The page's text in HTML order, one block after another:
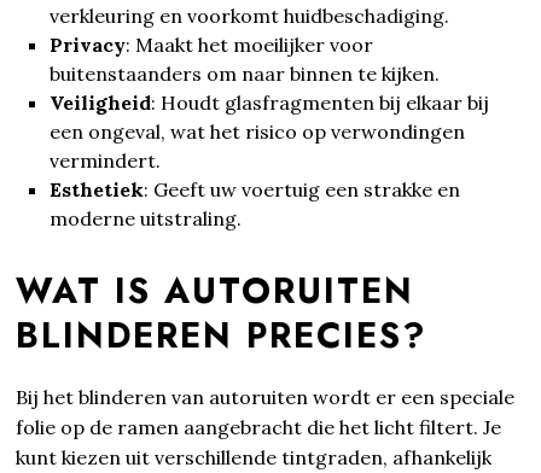
verkleuring en voorkomt huidbeschadiging.
Privacy: Maakt het moeilijker voor
buitenstaanders om naar binnen te kijken.
Veiligheid: Houdt glasfragmenten bij elkaar bij
een ongeval, wat het risico op verwondingen
vermindert.
Esthetiek: Geeft uw voertuig een strakke en
moderne uitstraling.
WAT IS AUTORUITEN
BLINDEREN PRECIES?
Bij het blinderen van autoruiten wordt er een speciale
folie op de ramen aangebracht die het licht filtert. Je
kunt kiezen uit verschillende tintgraden, afhankelijk